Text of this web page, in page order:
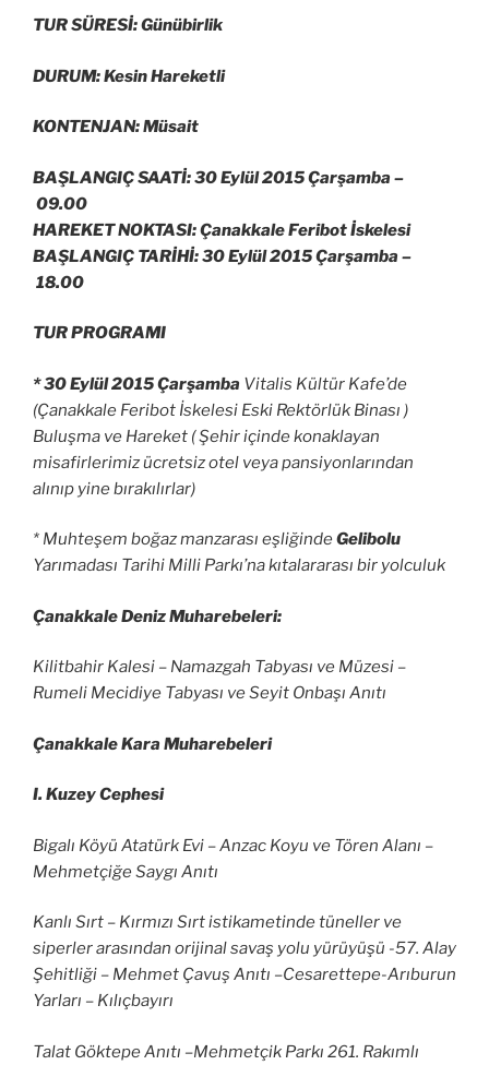
TUR SÜRESİ: Günübirlik
DURUM: Kesin Hareketli
KONTENJAN: Müsait
BAŞLANGIÇ SAATİ: 30 Eylül 2015 Çarşamba –
09.00
HAREKET NOKTASI: Çanakkale Feribot İskelesi
BAŞLANGIÇ TARİHİ: 30 Eylül 2015 Çarşamba –
18.00
TUR PROGRAMI
* 30 Eylül 2015 Çarşamba Vitalis Kültür Kafe’de
(Çanakkale Feribot İskelesi Eski Rektörlük Binası )
Buluşma ve Hareket ( Şehir içinde konaklayan
misafirlerimiz ücretsiz otel veya pansiyonlarından
alınıp yine bırakılırlar)
* Muhteşem boğaz manzarası eşliğindeGelibolu
Yarımadası Tarihi Milli Parkı’na kıtalararası bir yolculuk
Çanakkale Deniz Muharebeleri:
Kilitbahir Kalesi – Namazgah Tabyası ve Müzesi –
Rumeli Mecidiye Tabyası ve Seyit Onbaşı Anıtı
Çanakkale Kara Muharebeleri
I. Kuzey Cephesi
Bigalı Köyü Atatürk Evi – Anzac Koyu ve Tören Alanı –
Mehmetçiğe Saygı Anıtı
Kanlı Sırt – Kırmızı Sırt istikametinde tüneller ve
siperler arasından orijinal savaş yolu yürüyüşü -57. Alay
Şehitliği – Mehmet Çavuş Anıtı –Cesarettepe-Arıburun
Yarları – Kılıçbayırı
Talat Göktepe Anıtı –Mehmetçik Parkı 261. Rakımlı